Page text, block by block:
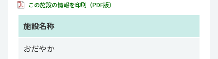
この施設の情報を印刷（PDF版）
施設名称
おだやか